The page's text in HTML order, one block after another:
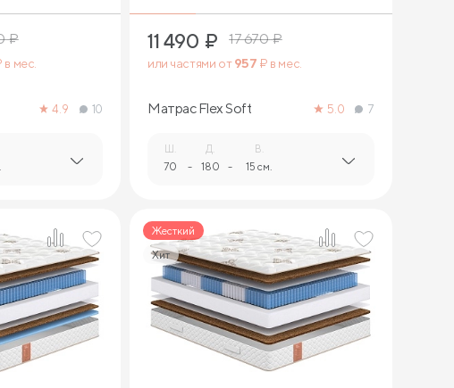
₽
в мес.
4.9 10
11 490 ₽ 17 670₽
или частями от957 ₽ в мес.
Матрас Flex Soft 5.0 7
Ш.
70 -
Д.
180 -
В.
15 см.
Жесткий
Хит
1